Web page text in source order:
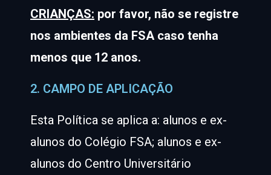
CRIANÇAS: por favor, não se registre
nos ambientes da FSA caso tenha
menos que 12 anos.
2. CAMPO DE APLICAÇÃO
Esta Política se aplica a: alunos e ex-
alunos do Colégio FSA; alunos e ex-
alunos do Centro Universitário